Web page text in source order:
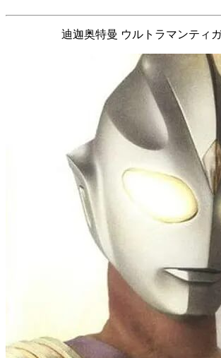
迪迦奥特曼 ウルトラマンティ